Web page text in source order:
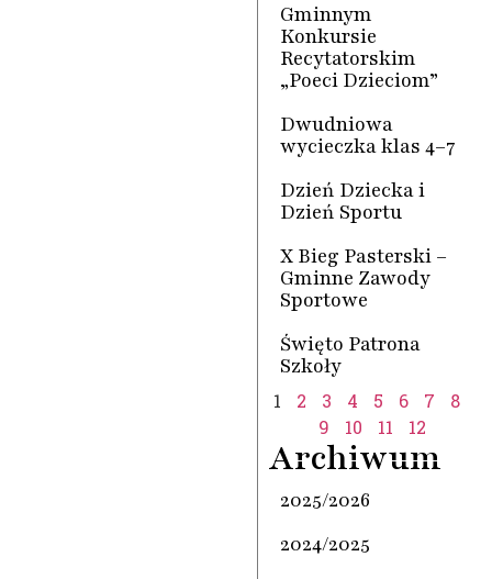
Gminnym
Konkursie
Recytatorskim
„Poeci Dzieciom”
Dwudniowa
wycieczka klas 4–7
Dzień Dziecka i
Dzień Sportu
X Bieg Pasterski –
Gminne Zawody
Sportowe
Święto Patrona
Szkoły
1 2 3 4 5 6 7
8
9
10 11 12
Archiwum
2025/2026
2024/2025